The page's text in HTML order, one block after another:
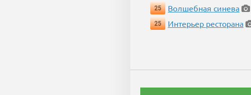
25
Волшебная синева
25
Интерьер ресторана